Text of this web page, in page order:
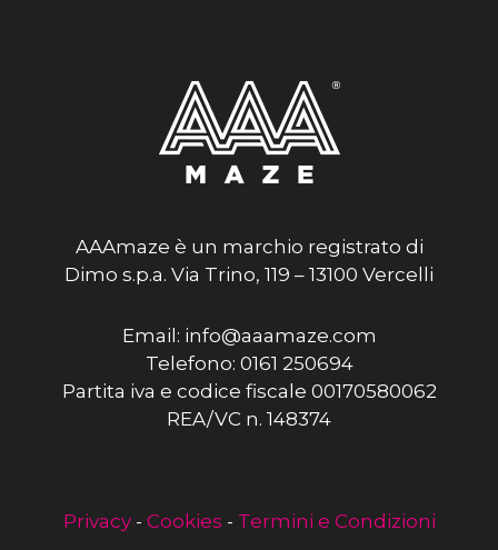
AAAmaze è un marchio registrato di
Dimo s.p.a. Via Trino, 119 – 13100 Vercelli
Email: info@aaamaze.com
Telefono: 0161 250694
Partita iva e codice fiscale 00170580062
REA/VC n. 148374
Privacy- Cookies - Termini e Condizioni